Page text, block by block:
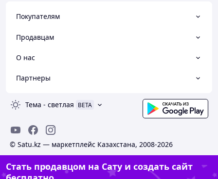
Покупателям
Продавцам
О нас
Партнеры
Тема - светлая BETA
© Satu.kz — маркетплейс Казахстана, 2008-2026
Стать продавцом на Сату и создать сайт